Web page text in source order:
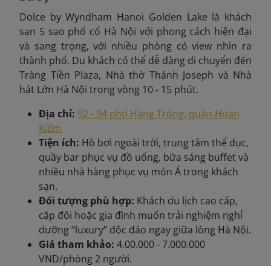
Dolce by Wyndham Hanoi Golden Lake là khách
sạn 5 sao phố cổ Hà Nội với phong cách hiện đại
và sang trọng, với nhiều phòng có view nhìn ra
thành phố. Du khách có thể dễ dàng di chuyển đến
Tràng Tiền Plaza, Nhà thờ Thánh Joseph và Nhà
hát Lớn Hà Nội trong vòng 10 - 15 phút.
Địa chỉ: 92 - 94 phố Hàng Trống, quận Hoàn
Kiếm
Tiện ích: Hồ bơi ngoài trời, trung tâm thể dục,
quầy bar phục vụ đồ uống, bữa sáng buffet và
nhiều nhà hàng phục vụ món Á trong khách
sạn.
Đối tượng phù hợp: Khách du lịch cao cấp,
cặp đôi hoặc gia đình muốn trải nghiệm nghỉ
dưỡng “luxury” độc đáo ngay giữa lòng Hà Nội.
Giá tham khảo: 4.00.000 - 7.000.000
VND/phòng 2 người.